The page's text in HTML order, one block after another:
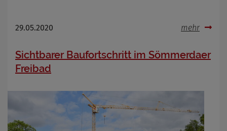
29.05.2020 mehr
Sichtbarer Baufortschritt im Sömmerdaer
Freibad